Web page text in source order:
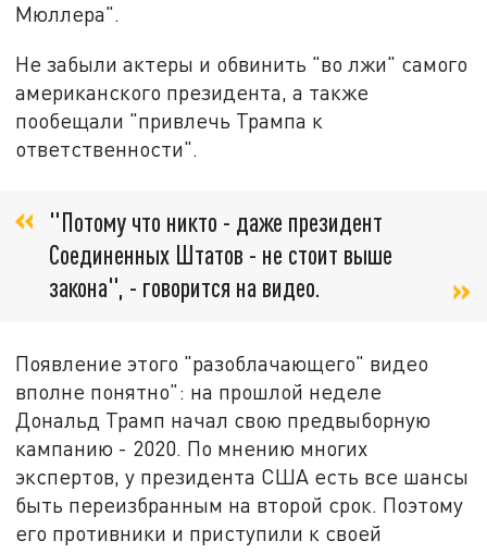
Мюллера".
Не забыли актеры и обвинить "во лжи" самого
американского президента, а также
пообещали "привлечь Трампа к
ответственности".
"Потому что никто - даже президент
Соединенных Штатов - не стоит выше
закона", - говорится на видео.
Появление этого "разоблачающего" видео
вполне понятно": на прошлой неделе
Дональд Трамп начал свою предвыборную
кампанию - 2020. По мнению многих
экспертов, у президента США есть все шансы
быть переизбранным на второй срок. Поэтому
его противники и приступили к своей